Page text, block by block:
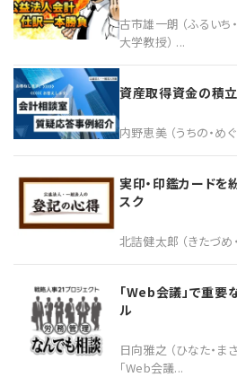
古市雄一朗 （ふるい
大学教授） ...
資産取得資金の積立
内野恵美 （うちの・
実印・印鑑カードを
スク
北詰健太郎 （きたづ
「Web会議」で重要
ル
日向雅之 （ひなた・
「Web会議...